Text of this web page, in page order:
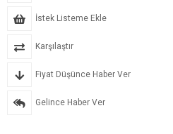
İstek Listeme Ekle
Karşılaştır
Fiyat Düşünce Haber Ver
Gelince Haber Ver